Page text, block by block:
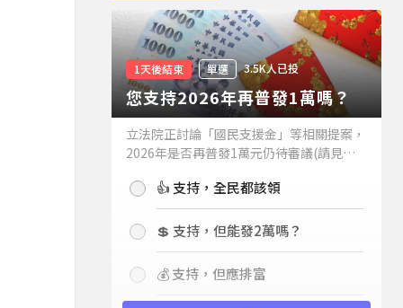
1天後結束 單選 3.5K人已投
您支持2026年再普發1萬嗎？
立法院正討論「國民支援金」等相關提案，
2026年是否再普發1萬元仍待審議(請見下
持嗎？👍 支持，全民都該領
💲 支持，但能發2萬嗎？
💰 支持，但應排富